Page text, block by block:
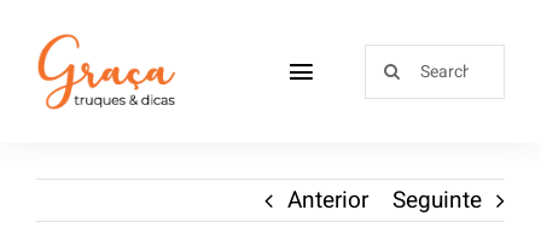
Receitas
Anterior Seguinte